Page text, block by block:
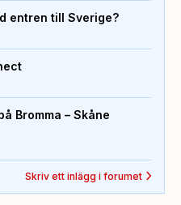
entren till Sverige?
Bromma – Skåne
Skriv ett inlägg i forumet